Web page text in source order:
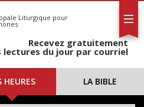
Liturgique pour
Recevez gratuitement
lectures du jour par courriel
HEURES LA BIBLE